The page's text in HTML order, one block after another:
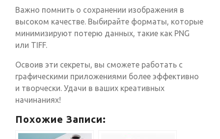
Важно помнить о сохранении изображения в
высоком качестве. Выбирайте форматы, которые
минимизируют потерю данных, такие как PNG
или TIFF.
Освоив эти секреты, вы сможете работать с
графическими приложениями более эффективно
и творчески. Удачи в ваших креативных
начинаниях!
Похожие Записи: